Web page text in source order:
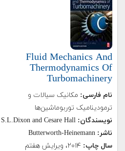
Fluid Mechanics And
Thermodynamics Of
Turbomachinery
نام فارسی: مکانیک سیالات و
ترمودینامیک توربوماشین‌ها
نویسندگان: S.L.Dixon and Cesare Hall
ناشر: Butterworth-Heinemann
سال چاپ: ۲۰۱۴، ویرایش هفتم